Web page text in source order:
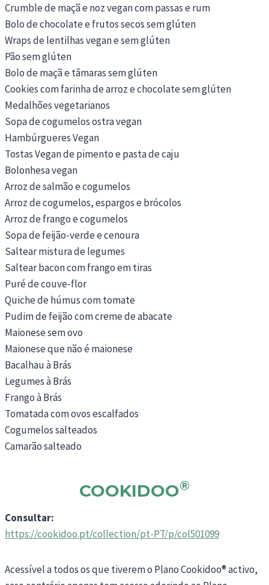
Crumble de maçã e noz vegan com passas e rum
Bolo de chocolate e frutos secos sem glúten
Wraps de lentilhas vegan e sem glúten
Pão sem glúten
Bolo de maçã e tâmaras sem glúten
Cookies com farinha de arroz e chocolate sem glúten
Medalhões vegetarianos
Sopa de cogumelos ostra vegan
Hambúrgueres Vegan
Tostas Vegan de pimento e pasta de caju
Bolonhesa vegan
Arroz de salmão e cogumelos
Arroz de cogumelos, espargos e brócolos
Arroz de frango e cogumelos
Sopa de feijão-verde e cenoura
Saltear mistura de legumes
Saltear bacon com frango em tiras
Puré de couve-flor
Quiche de húmus com tomate
Pudim de feijão com creme de abacate
Maionese sem ovo
Maionese que não é maionese
Bacalhau à Brás
Legumes à Brás
Frango à Brás
Tomatada com ovos escalfados
Cogumelos salteados
Camarão salteado
COOKIDOO®
Consultar:
https://cookidoo.pt/collection/pt-PT/p/col501099
Acessível a todos os que tiverem o Plano Cookidoo® activo,